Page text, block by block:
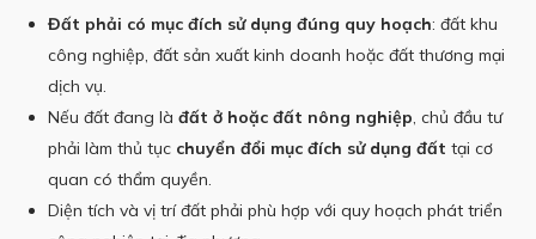
Đất phải có mục đích sử dụng đúng quy hoạch: đất khu
công nghiệp, đất sản xuất kinh doanh hoặc đất thương mại
dịch vụ.
Nếu đất đang là đất ở hoặc đất nông nghiệp , chủ đầu tư
phải làm thủ tục chuyển đổi mục đích sử dụng đất tại cơ
quan có thẩm quyền.
Diện tích và vị trí đất phải phù hợp với quy hoạch phát triển